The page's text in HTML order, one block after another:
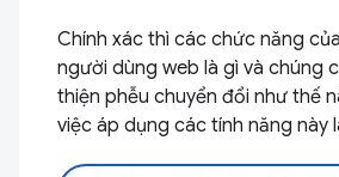
Chính xác thì các chức năng
người dùng web là gì và chúng
thiện phễu chuyển đổi như thế
việc áp dụng các tính năng này